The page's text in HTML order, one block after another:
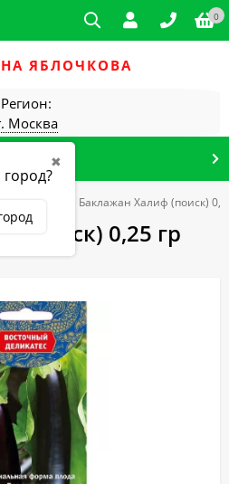
0
НА ЯБЛОЧКОВА
Регион:
Москва
✖
Баклажан Халиф (поиск)
(поиск) 0,25 гр